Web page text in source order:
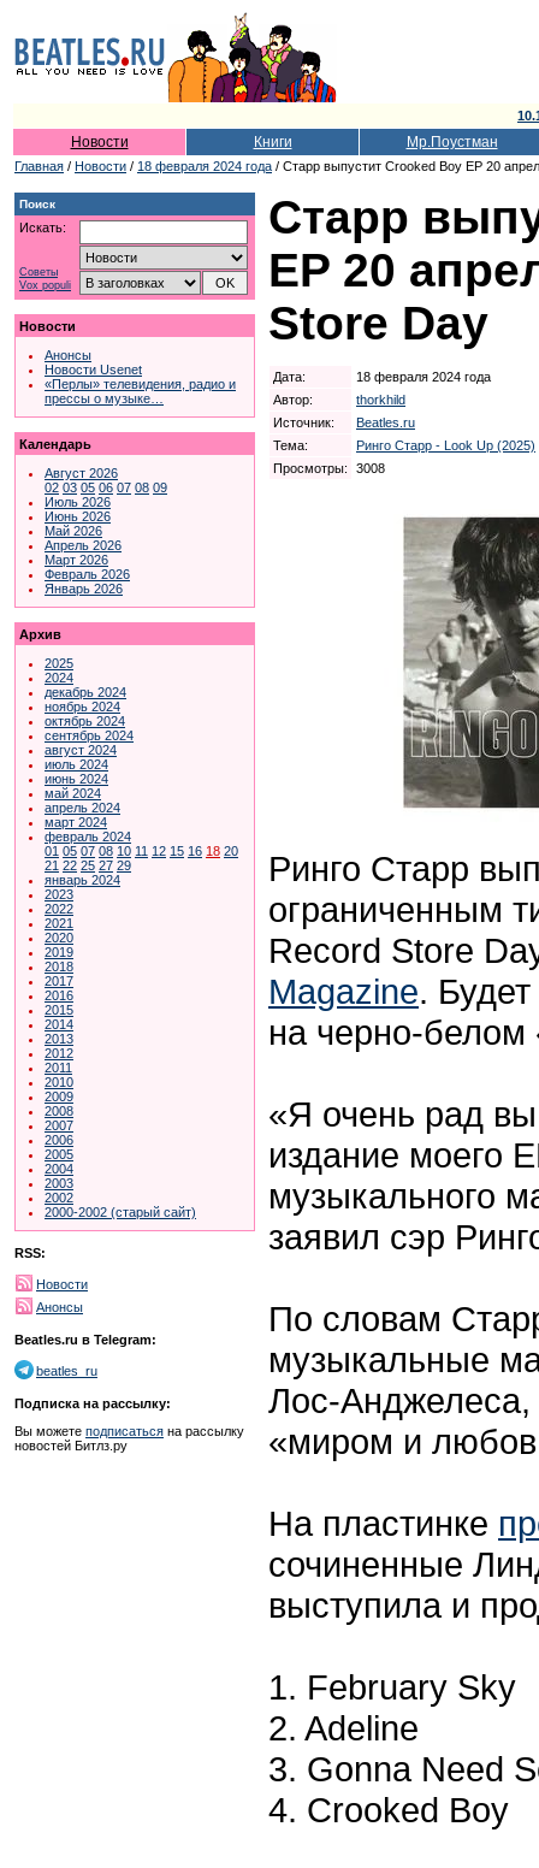
Новости Книги Мр.Поустман
Главная / Новости / 18 февраля 2024 года / Старр выпустит Crooked Boy EP 20
Поиск
Искать:
Советы
Vox populi
Новости
Анонсы
Новости Usenet
«Перлы» телевидения, радио и
прессы о музыке…
Календарь
Август 2026
02 03 05 06 07 08 09
Июль 2026
Июнь 2026
Май 2026
Апрель 2026
Март 2026
Февраль 2026
Январь 2026
Архив
2025
2024
декабрь 2024
ноябрь 2024
октябрь 2024
сентябрь 2024
август 2024
июль 2024
июнь 2024
май 2024
апрель 2024
март 2024
февраль 2024
01 05 07 08 10 11 12 15 16 18 20
21 22 25 27 29
январь 2024
2023
2022
2021
2020
2019
2018
2017
2016
2015
2014
2013
2012
2011
2010
2009
2008
2007
2006
2005
2004
2003
2002
2000-2002 (старый сайт)
RSS:
Новости
Анонсы
Beatles.ru в Telegram:
beatles_ru
Подписка на рассылку:
Вы можете подписаться на рассылку
новостей Битлз.ру
Старр
EP 20
Store Day
Дата:
18 февраля 2024 года
Автор:
thorkhild
Источник:
Beatles.ru
Тема:
Ринго Старр - Look Up (2025)
Просмотры:
3008
Ринго Старр
ограниченным
Record Store
Magazine.
на черно-
«Я очень рад
издание моего
музыкального
заявил сэр
По словам
музыкальные
Лос-Анджелеса,
«миром и
На пластинке
сочиненные
выступила и
1. February Sky
2. Adeline
3. Gonna Need
4. Crooked Boy